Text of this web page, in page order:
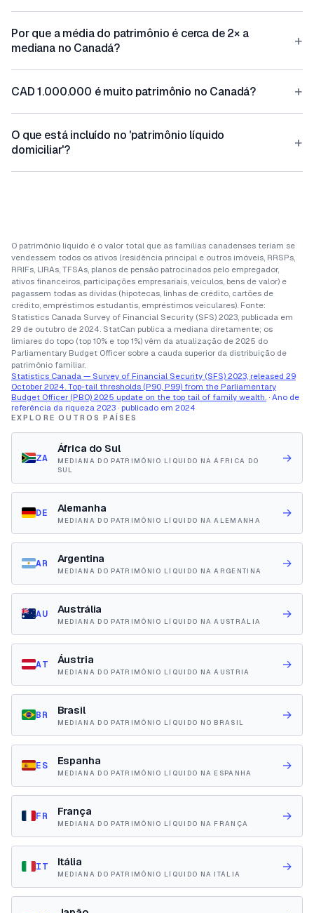
Por que a média do patrimônio é cerca de 2× a
mediana no Canadá?
+
CAD 1.000.000 é muito patrimônio no Canadá? +
O que está incluído no 'patrimônio líquido
domiciliar'?
+
O patrimônio líquido é o valor total que as famílias canadenses teriam se
vendessem todos os ativos (residência principal e outros imóveis, RRSPs,
RRIFs, LIRAs, TFSAs, planos de pensão patrocinados pelo empregador,
ativos financeiros, participações empresariais, veículos, bens de valor) e
pagassem todas as dívidas (hipotecas, linhas de crédito, cartões de
crédito, empréstimos estudantis, empréstimos veiculares). Fonte:
Statistics Canada Survey of Financial Security (SFS) 2023, publicada em
29 de outubro de 2024. StatCan publica a mediana diretamente; os
limiares do topo (top 10% e top 1%) vêm da atualização de 2025 do
Parliamentary Budget Officer sobre a cauda superior da distribuição de
patrimônio familiar.
Statistics Canada — Survey of Financial Security (SFS) 2023, released 29
October 2024. Top-tail thresholds (P90, P99) from the Parliamentary
Budget Officer (PBO) 2025 update on the top tail of family wealth. · Ano de
referência da riqueza 2023 · publicado em 2024
EXPLORE OUTROS PAÍSES
ZA
África do Sul
MEDIANA DO PATRIMÔNIO LÍQUIDO NA ÁFRICA DO
SUL
→
DE Alemanha
MEDIANA DO PATRIMÔNIO LÍQUIDO NA ALEMANHA →
AR Argentina
MEDIANA DO PATRIMÔNIO LÍQUIDO NA ARGENTINA →
AU Austrália
MEDIANA DO PATRIMÔNIO LÍQUIDO NA AUSTRÁLIA →
AT Áustria
MEDIANA DO PATRIMÔNIO LÍQUIDO NA ÁUSTRIA →
BR Brasil
MEDIANA DO PATRIMÔNIO LÍQUIDO NO BRASIL →
ES Espanha
MEDIANA DO PATRIMÔNIO LÍQUIDO NA ESPANHA →
FR França
MEDIANA DO PATRIMÔNIO LÍQUIDO NA FRANÇA →
IT Itália
MEDIANA DO PATRIMÔNIO LÍQUIDO NA ITÁLIA →